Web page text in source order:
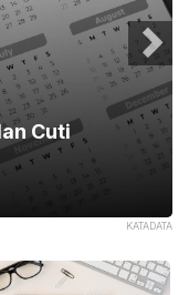
KATADATA
Cuti